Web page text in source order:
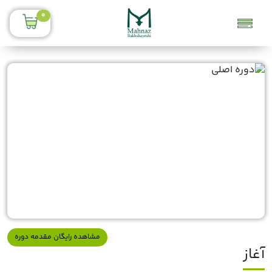
0
مشاهده رایگان مقدمه دوره
آغاز